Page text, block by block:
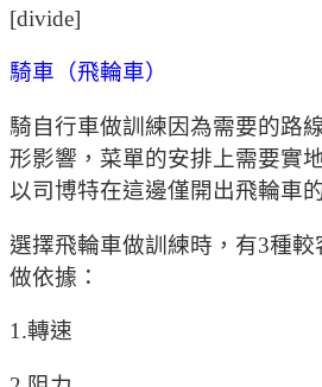
[divide]
騎車（飛輪車）
騎自行車做訓練因為需要的路
形影響，菜單的安排上需要實
以司博特在這邊僅開出飛輪車
選擇飛輪車做訓練時，有3種
做依據：
1.轉速